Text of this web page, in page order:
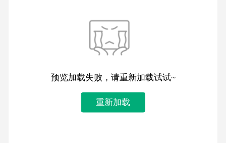
预览加载失败，请重新加载试试~
重新加载